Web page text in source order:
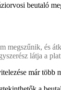
beutaló
és
látja a
már több